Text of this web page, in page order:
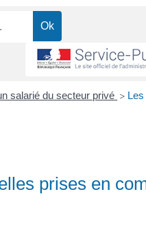
salarié du secteur privé >
prises en